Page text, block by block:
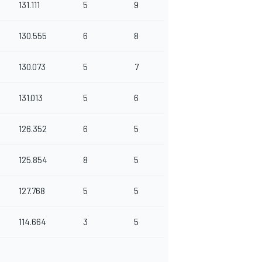
131.111 5 9
130.555 6 8
130.073 5 7
131.013 5 6
126.352 6 5
125.854 8 5
127.768 5 5
114.664 3 5